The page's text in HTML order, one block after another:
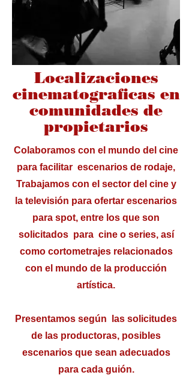
Localizaciones
cinematograficas en
comunidades de
propietarios
Colaboramos con el mundo del cine
para facilitar escenarios de rodaje,
Trabajamos con el sector del cine y
la televisión para ofertar escenarios
para spot, entre los que son
solicitados para cine o series, así
como cortometrajes relacionados
con el mundo de la producción
artística.
Presentamos según las solicitudes
de las productoras, posibles
escenarios que sean adecuados
para cada guión.